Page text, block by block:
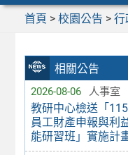
首頁 > 校園公告 > 行
相關公告
2026-08-06 人事室
教研中心檢送「
員工財產申報與利
能研習班」實施計